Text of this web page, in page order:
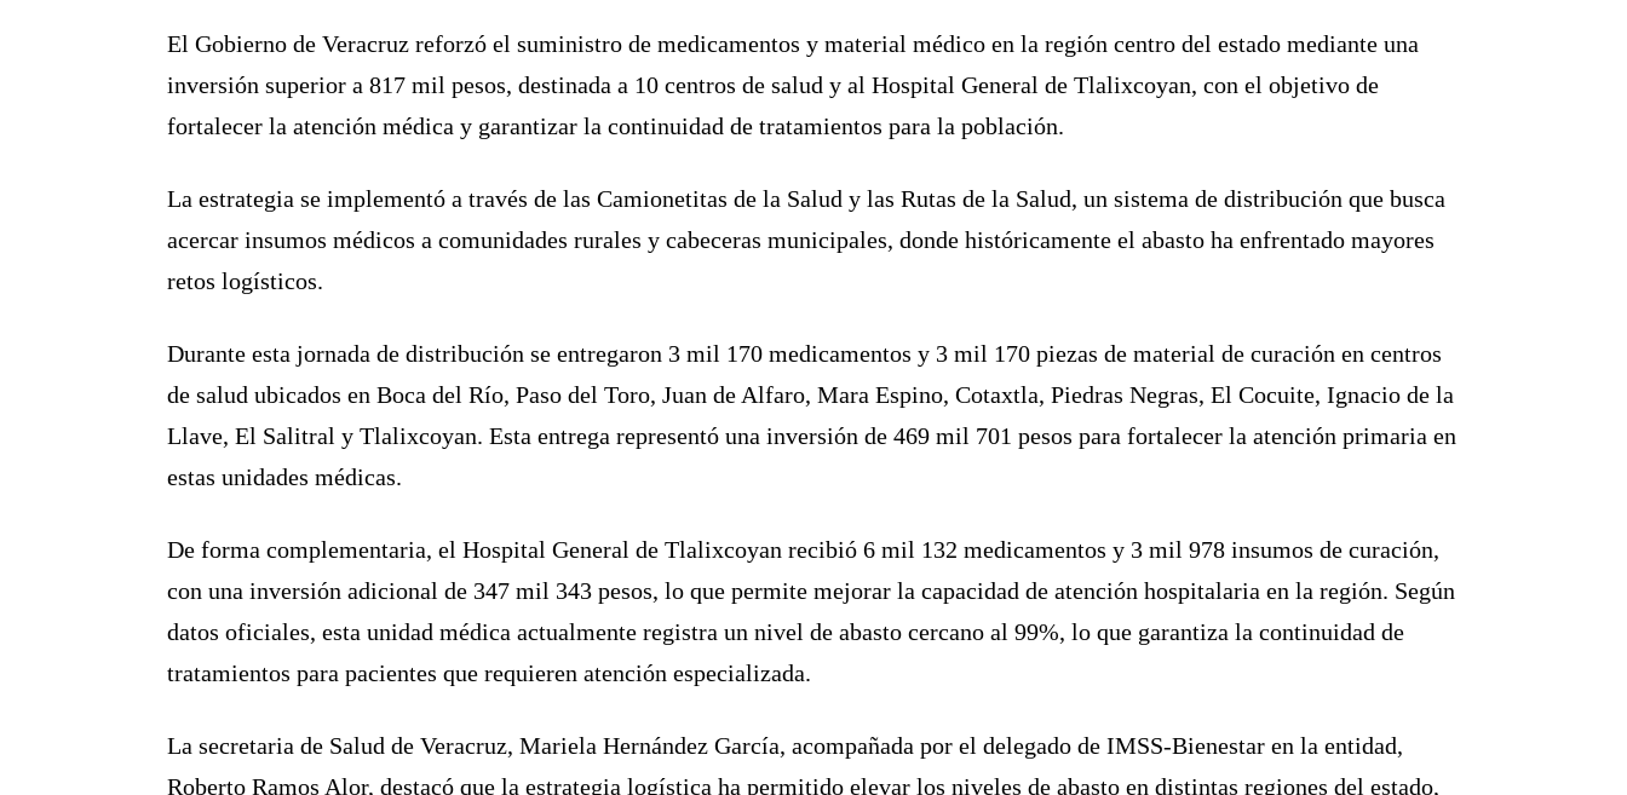
El Gobierno de Veracruz reforzó el suministro de medicamentos y material médico en la región centro del estado mediante una
inversión superior a 817 mil pesos, destinada a 10 centros de salud y al Hospital General de Tlalixcoyan, con el objetivo de
fortalecer la atención médica y garantizar la continuidad de tratamientos para la población.
La estrategia se implementó a través de las Camionetitas de la Salud y las Rutas de la Salud, un sistema de distribución que busca
acercar insumos médicos a comunidades rurales y cabeceras municipales, donde históricamente el abasto ha enfrentado mayores
retos logísticos.
Durante esta jornada de distribución se entregaron 3 mil 170 medicamentos y 3 mil 170 piezas de material de curación en centros
de salud ubicados en Boca del Río, Paso del Toro, Juan de Alfaro, Mara Espino, Cotaxtla, Piedras Negras, El Cocuite, Ignacio de la
Llave, El Salitral y Tlalixcoyan. Esta entrega representó una inversión de 469 mil 701 pesos para fortalecer la atención primaria en
estas unidades médicas.
De forma complementaria, el Hospital General de Tlalixcoyan recibió 6 mil 132 medicamentos y 3 mil 978 insumos de curación,
con una inversión adicional de 347 mil 343 pesos, lo que permite mejorar la capacidad de atención hospitalaria en la región. Según
datos oficiales, esta unidad médica actualmente registra un nivel de abasto cercano al 99%, lo que garantiza la continuidad de
tratamientos para pacientes que requieren atención especializada.
La secretaria de Salud de Veracruz, Mariela Hernández García, acompañada por el delegado de IMSS-Bienestar en la entidad,
Roberto Ramos Alor, destacó que la estrategia logística ha permitido elevar los niveles de abasto en distintas regiones del estado,